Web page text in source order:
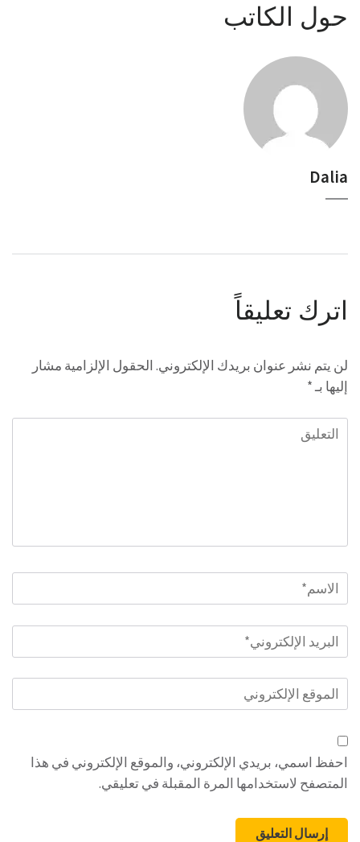
حول الكاتب
Dalia
اترك تعليقاً
لن يتم نشر عنوان بريدك الإلكتروني. الحقول الإلزامية مشار
إليها بـ*
التعليق
الاسم
البريد
الإلكتروني*
الموقع
الإلكتروني
احفظ اسمي، بريدي الإلكتروني، والموقع الإلكتروني في هذا
المتصفح لاستخدامها المرة المقبلة في تعليقي.